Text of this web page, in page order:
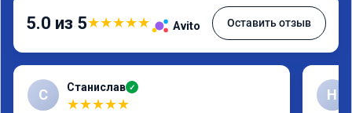
5.0 из 5★★★★★ Avito Оставить отзыв
С Станислав ✓
★★★★★
Н